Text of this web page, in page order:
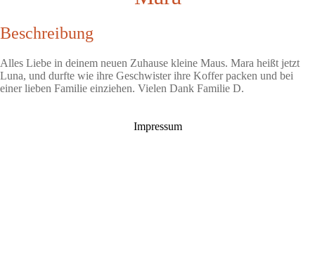
Beschreibung
Alles Liebe in deinem neuen Zuhause kleine Maus. Mara heißt jetzt
Luna, und durfte wie ihre Geschwister ihre Koffer packen und bei
einer lieben Familie einziehen. Vielen Dank Familie D.
Impressum